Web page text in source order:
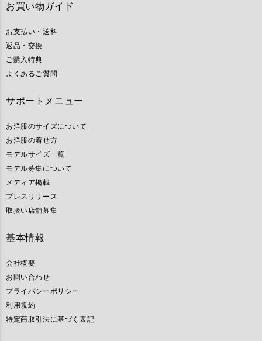
お買い物ガイド
お支払い・送料
返品・交換
ご購入特典
よくあるご質問
サポートメニュー
お洋服のサイズについて
お洋服の着せ方
モデルサイズ一覧
モデル募集について
メディア掲載
プレスリリース
取扱い店舗募集
基本情報
会社概要
お問い合わせ
プライバシーポリシー
利用規約
特定商取引法に基づく表記